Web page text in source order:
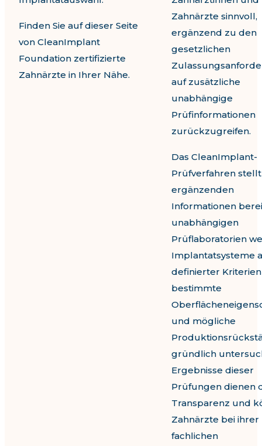
Finden Sie auf dieser Seite
von CleanImplant
Foundation zertifizierte
Zahnärzte in Ihrer Nähe.
Zahnärzte sinnvoll,
ergänzend zu den
gesetzlichen
auf zusätzliche
unabhängige
Prüfinformationen
zurückzugreifen.
Das CleanImplant-
Prüfverfahren
ergänzenden
Informationen
unabhängigen
Prüflaboratorien
Implantatsysteme
definierter
bestimmte
und mögliche
gründlich
Ergebnisse dieser
Prüfungen dienen
Transparenz und
Zahnärzte bei ihrer
fachlichen